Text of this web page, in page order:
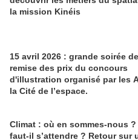
la mission Kinéis
15 avril 2026 : grande s oirée de
remise des prix du concours
d'illustration organisé par les
la Cité de l’espace.
Climat : où en sommes-nous
faut-il s’attendre ? Retour sur